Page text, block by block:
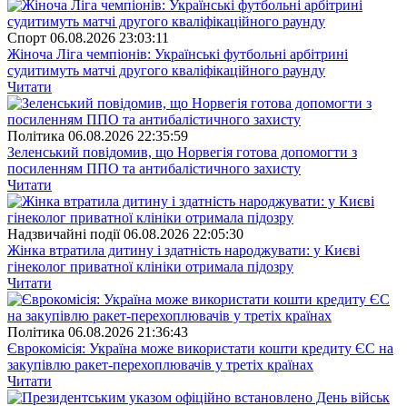
Спорт 06.08.2026 23:03:11
Жіноча Ліга чемпіонів: Українські футбольні арбітрині
судитимуть матчі другого кваліфікаційного раунду
Читати
Полiтика 06.08.2026 22:35:59
Зеленський повідомив, що Норвегія готова допомогти з
посиленням ППО та антибалістичного захисту
Читати
Надзвичайні події 06.08.2026 22:05:30
Жінка втратила дитину і здатність народжувати: у Києві
гінеколог приватної клініки отримала підозру
Читати
Полiтика 06.08.2026 21:36:43
Єврокомісія: Україна може використати кошти кредиту ЄС на
закупівлю ракет-перехоплювачів у третіх країнах
Читати